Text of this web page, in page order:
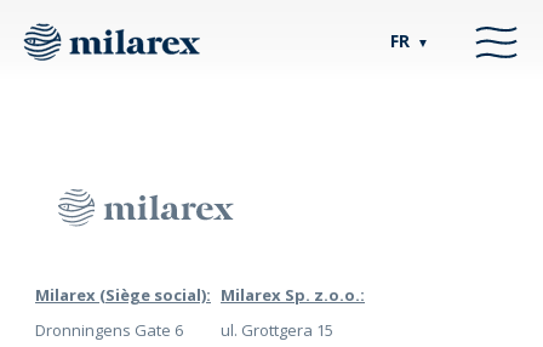
FR ▼
Milarex (Siège social):
Dronningens Gate 6
Milarex Sp. z.o.o.:
ul. Grottgera 15